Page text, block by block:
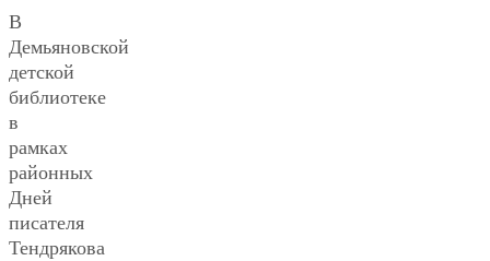
В
Демьяновской
детской
библиотеке
в
рамках
районных
Дней
писателя
Тендрякова